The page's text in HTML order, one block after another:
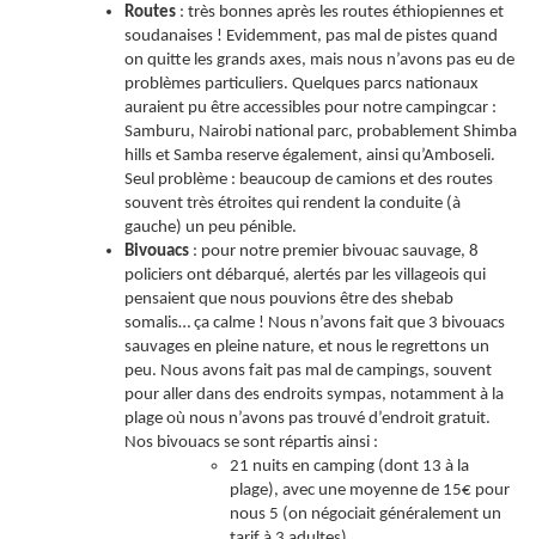
Routes : très bonnes après les routes éthiopiennes et
soudanaises ! Evidemment, pas mal de pistes quand
on quitte les grands axes, mais nous n’avons pas eu de
problèmes particuliers. Quelques parcs nationaux
auraient pu être accessibles pour notre campingcar :
Samburu, Nairobi national parc, probablement Shimba
hills et Samba reserve également, ainsi qu’Amboseli.
Seul problème : beaucoup de camions et des routes
souvent très étroites qui rendent la conduite (à
gauche) un peu pénible.
Bivouacs : pour notre premier bivouac sauvage, 8
policiers ont débarqué, alertés par les villageois qui
pensaient que nous pouvions être des shebab
somalis… ça calme ! Nous n’avons fait que 3 bivouacs
sauvages en pleine nature, et nous le regrettons un
peu. Nous avons fait pas mal de campings, souvent
pour aller dans des endroits sympas, notamment à la
plage où nous n’avons pas trouvé d’endroit gratuit.
Nos bivouacs se sont répartis ainsi :
21 nuits en camping (dont 13 à la
plage), avec une moyenne de 15€ pour
nous 5 (on négociait généralement un